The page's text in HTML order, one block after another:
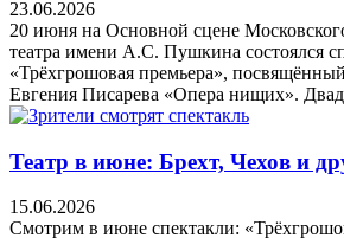
23.06.2026
20 июня на Основной сцене
театра имени А.С. Пушкина состоялся
«Трёхгрошовая премьера»,
Евгения Писарева «Опера нищих».
Театр в июне: Брехт, Чехов и
15.06.2026
Смотрим в июне спектакли: